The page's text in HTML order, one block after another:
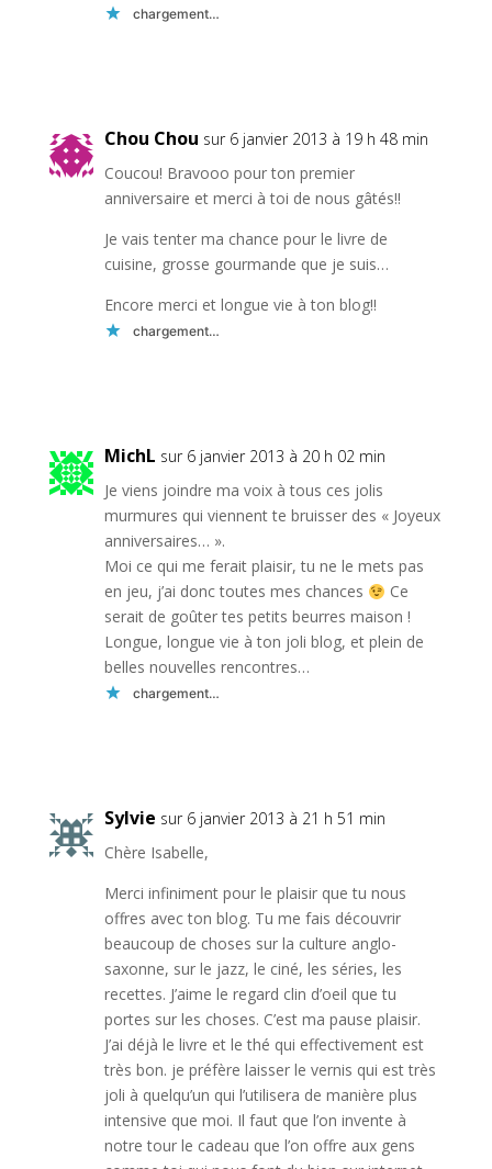
chargement…
Chou Chou sur 6 janvier 2013 à 19 h 48 min
Coucou! Bravooo pour ton premier
anniversaire et merci à toi de nous gâtés!!
Je vais tenter ma chance pour le livre de
cuisine, grosse gourmande que je suis…
Encore merci et longue vie à ton blog!!
chargement…
MichL sur 6 janvier 2013 à 20 h 02 min
Je viens joindre ma voix à tous ces jolis
murmures qui viennent te bruisser des « Joyeux
anniversaires… ».
Moi ce qui me ferait plaisir, tu ne le mets pas
en jeu, j’ai donc toutes mes chances
Ce
serait de goûter tes petits beurres maison !
Longue, longue vie à ton joli blog, et plein de
belles nouvelles rencontres…
chargement…
Sylvie sur 6 janvier 2013 à 21 h 51 min
Chère Isabelle,
Merci infiniment pour le plaisir que tu nous
offres avec ton blog. Tu me fais découvrir
beaucoup de choses sur la culture anglo-
saxonne, sur le jazz, le ciné, les séries, les
recettes. J’aime le regard clin d’oeil que tu
portes sur les choses. C’est ma pause plaisir.
J’ai déjà le livre et le thé qui effectivement est
très bon. je préfère laisser le vernis qui est très
joli à quelqu’un qui l’utilisera de manière plus
intensive que moi. Il faut que l’on invente à
notre tour le cadeau que l’on offre aux gens